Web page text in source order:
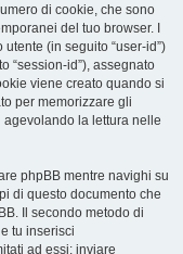
di cookie, che sono
del tuo browser. I
(in seguito “user-id”)
“session-id”), assegnato
viene creato quando si
per memorizzare gli
la lettura nelle
phpBB mentre navighi su
di questo documento che
Il secondo metodo di
tu inserisci
ad essi: inviare